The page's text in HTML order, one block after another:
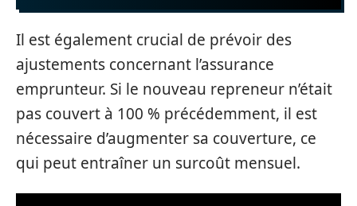
Il est également crucial de prévoir des
ajustements concernant l’assurance
emprunteur. Si le nouveau repreneur n’était
pas couvert à 100 % précédemment, il est
nécessaire d’augmenter sa couverture, ce
qui peut entraîner un surcoût mensuel.